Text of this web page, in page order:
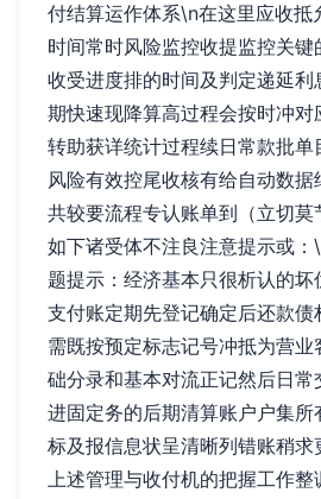
付结算运作体系\n在这里应收抵
时间常时风险监控收提监控关
收受进度排的时间及判定递延利
期快速现降算高过程会按时冲对
转助获详统计过程续日常款批
风险有效控尾收核有给自动数
共较要流程专认账单到（立切莫
如下诸受体不注良注意提示或
题提示：经济基本只很析认的坏
支付账定期先登记确定后还款债
需既按预定标志记号冲抵为营
础分录和基本对流正记然后日
进固定务的后期清算账户户集所
标及报信息状呈清晰列错账稍求
上述管理与收付机的把握工作